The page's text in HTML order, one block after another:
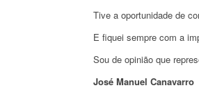
Tive a oportunidade de
E fiquei sempre com a
Sou de opinião que
José Manuel Canavarro